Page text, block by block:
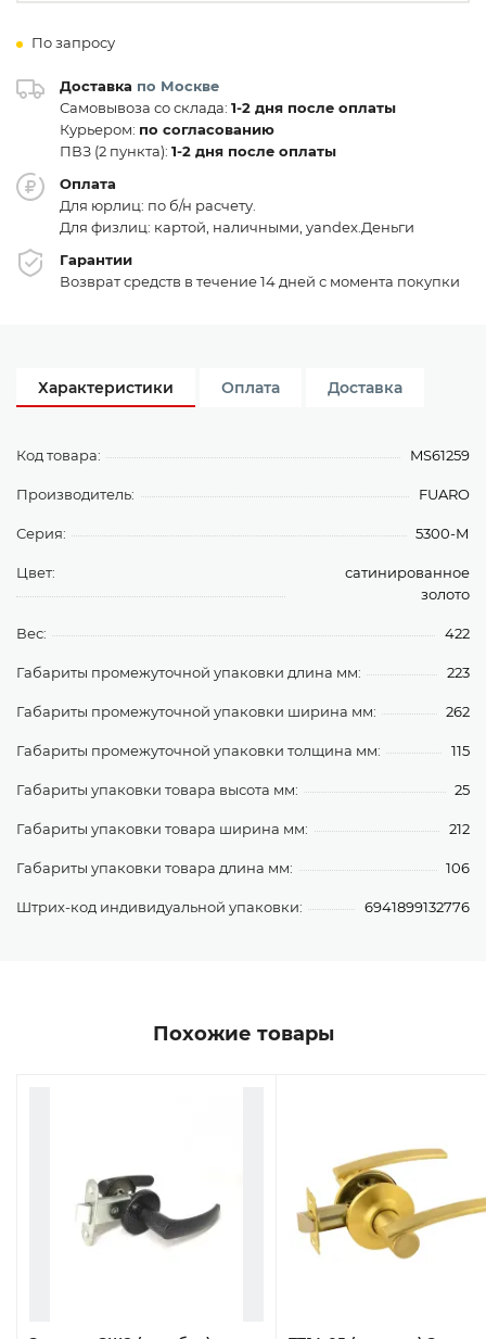
По запросу
Доставка по Москве
Самовывоза со склада: 1-2 дня после оплаты
Курьером: по согласованию
ПВЗ (2 пункта): 1-2 дня после оплаты
Оплата
Для юрлиц: по б/н расчету.
Для физлиц: картой, наличными, yandex.Деньги
Гарантии
Возврат средств в течение 14 дней с момента покупки
Характеристики Оплата Доставка
Код товара: MS61259
Производитель: FUARO
Серия: 5300-М
Цвет:
сатинированное
золото
Вес: 422
Габариты промежуточной упаковки длина мм: 223
Габариты промежуточной упаковки ширина мм: 262
Габариты промежуточной упаковки толщина мм: 115
Габариты упаковки товара высота мм: 25
Габариты упаковки товара ширина мм: 212
Габариты упаковки товара длина мм: 106
Штрих-код индивидуальной упаковки: 6941899132776
Похожие товары